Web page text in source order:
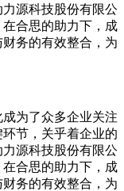
源科技股份有限公
合思的助力下，成
务的有效整合，为
为了众多企业关注
节，关乎着企业的
源科技股份有限公
合思的助力下，成
务的有效整合，为